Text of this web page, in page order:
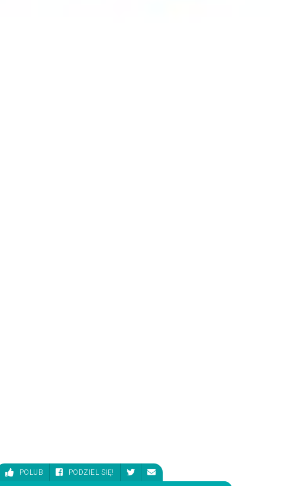
POLUB PODZIEL SIĘ!